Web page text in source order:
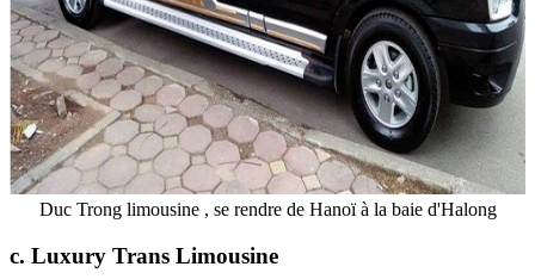
Duc Trong limousine , se rendre de Hanoï à la baie d'Halong
c. Luxury Trans Limousine